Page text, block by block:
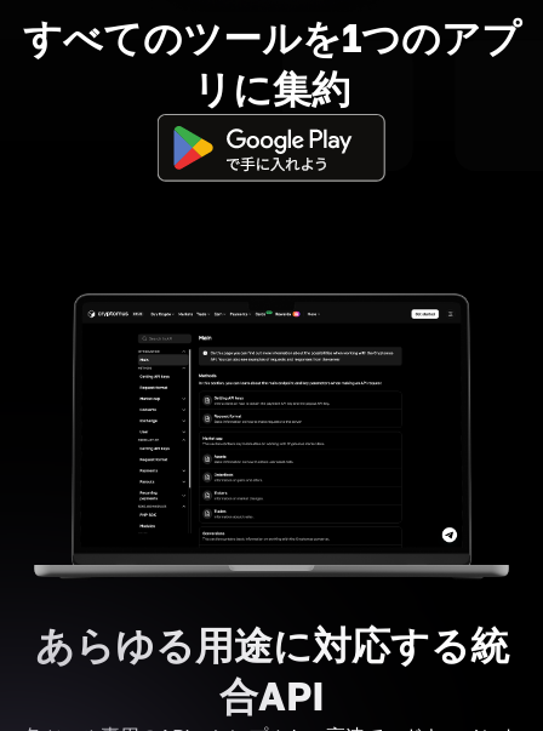
すべてのツールを1つのアプ
リに集約
あらゆる用途に対応する統
合API